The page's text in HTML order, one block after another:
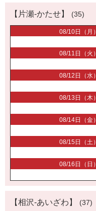
【片瀬-かたせ】 (35)
08/10日（月）
08/11日（火）
08/12日（水）
08/13日（木）
08/14日（金）
08/15日（土）
08/16日（日）
【相沢-あいざわ】 (37)